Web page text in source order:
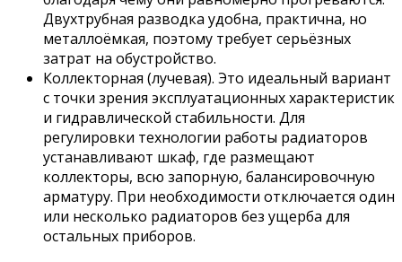
Двухтрубная разводка удобна, практична, но
металлоёмкая, поэтому требует серьёзных
затрат на обустройство.
Коллекторная (лучевая). Это идеальный вариант
с точки зрения эксплуатационных характеристик
и гидравлической стабильности. Для
регулировки технологии работы радиаторов
устанавливают шкаф, где размещают
коллекторы, всю запорную, балансировочную
арматуру. При необходимости отключается один
или несколько радиаторов без ущерба для
остальных приборов.